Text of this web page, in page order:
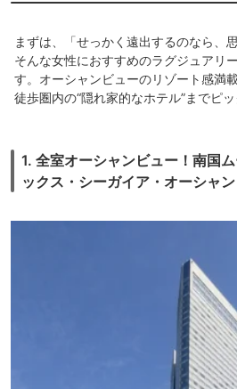
まずは、「せっかく遠出するのなら、
そんな女性におすすめのラグジュアリ
す。オーシャンビューのリゾート感満
徒歩圏内の“隠れ家的なホテル”までピッ
1. 全室オーシャンビュー！南国
ックス・シーガイア・オーシャン